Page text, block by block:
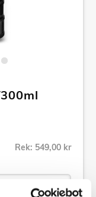
Rek: 549,00 kr